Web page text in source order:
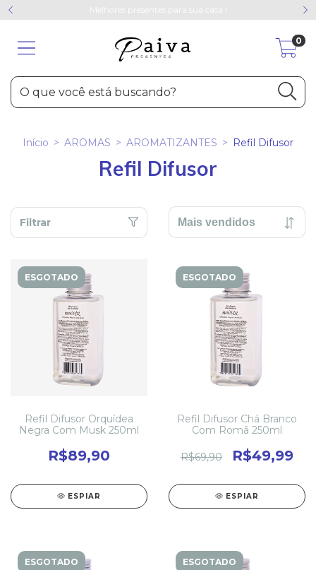
Melhores presentes para sua casa !
0
Início > AROMAS > AROMATIZANTES > Refil Difusor
Refil Difusor
Filtrar
ESGOTADO
Refil Difusor Orquídea
Negra Com Musk 250ml
R$89,90
ESPIAR
ESGOTADO
Refil Difusor Chá Branco
Com Romã 250ml
R$69,90 R$49,99
ESPIAR
ESGOTADO ESGOTADO